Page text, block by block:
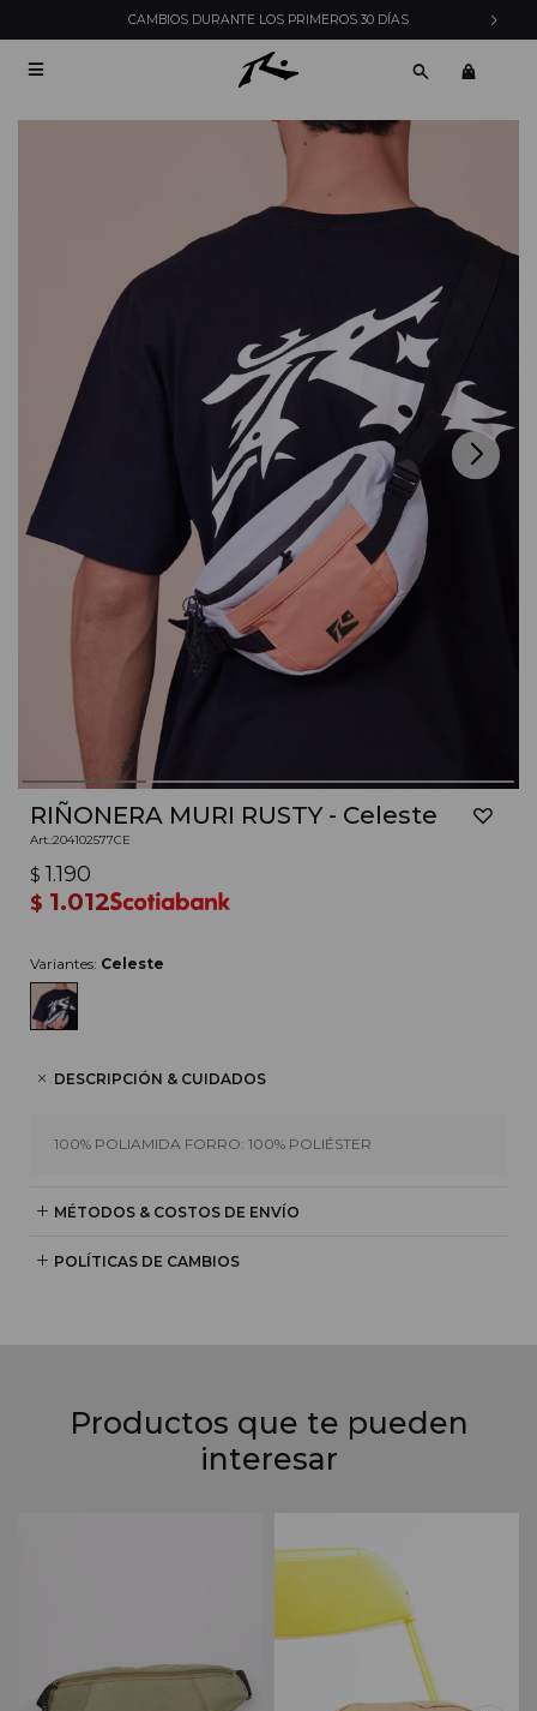
CAMBIOS DURANTE LOS PRIMEROS 30 DÍAS

RIÑONERA MURI RUSTY - Celeste
204102577CE
$ 1.190
$ 1.012
Variantes: Celeste
DESCRIPCIÓN & CUIDADOS
100% POLIAMIDA FORRO: 100% POLIÉSTER
MÉTODOS & COSTOS DE ENVÍO
POLÍTICAS DE CAMBIOS
Productos que te pueden
interesar